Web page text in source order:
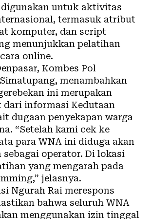
digunakan untuk aktivitas
termasuk atribut
komputer, dan script
menunjukkan pelatihan
online.
Kombes Pol
menambahkan
ini merupakan
informasi Kedutaan
dugaan penyekapan warga
“Setelah kami cek ke
para WNA ini diduga akan
sebagai operator. Di lokasi
yang mengarah pada
jelasnya.
Ngurah Rai merespons
bahwa seluruh WNA
menggunakan izin tinggal